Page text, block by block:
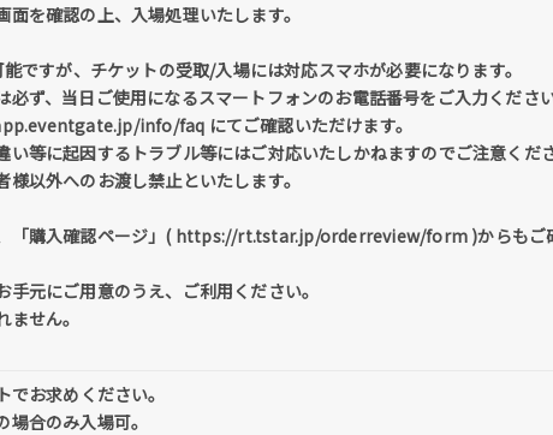
面を確認の上、入場処理いたします。
ですが、チケットの受取/入場には対応スマホが必要になります。
ず、当日ご使用になるスマートフォンのお電話番号をご入力ください
info/faq にてご確認いただけます。
等に起因するトラブル等にはご対応いたしかねますのでご注意くださ
以外へのお渡し禁止といたします。
「購入確認ページ」( https://rt.tstar.jp/orderreview/form )からもご
元にご用意のうえ、ご利用ください。
せん。
お求めください。
合のみ入場可。